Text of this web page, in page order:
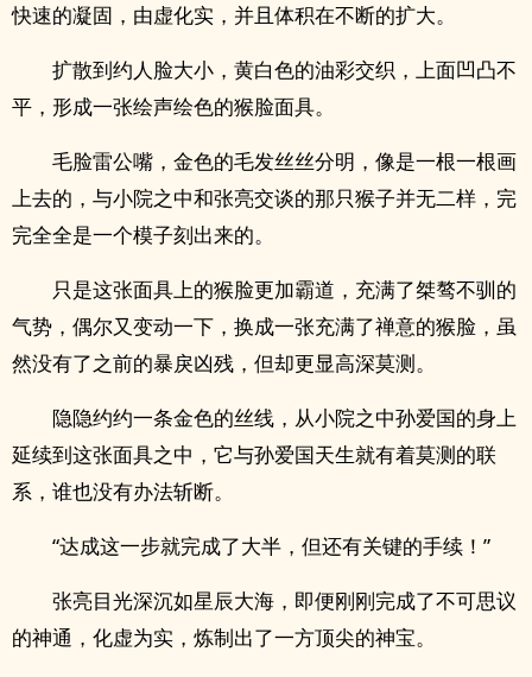
快速的凝固，由虚化实，并且体积在不断的扩大。
扩散到约人脸大小，黄白色的油彩交织，上面凹凸不
平，形成一张绘声绘色的猴脸面具。
毛脸雷公嘴，金色的毛发丝丝分明，像是一根一根画
上去的，与小院之中和张亮交谈的那只猴子并无二样，完
完全全是一个模子刻出来的。
只是这张面具上的猴脸更加霸道，充满了桀骜不驯的
气势，偶尔又变动一下，换成一张充满了禅意的猴脸，虽
然没有了之前的暴戾凶残，但却更显高深莫测。
隐隐约约一条金色的丝线，从小院之中孙爱国的身上
延续到这张面具之中，它与孙爱国天生就有着莫测的联
系，谁也没有办法斩断。
“达成这一步就完成了大半，但还有关键的手续！”
张亮目光深沉如星辰大海，即便刚刚完成了不可思议
的神通，化虚为实，炼制出了一方顶尖的神宝。